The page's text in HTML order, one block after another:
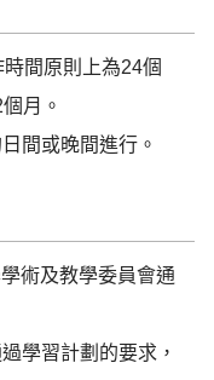
間原則上為24個
月。
間或晚間進行。
術及教學委員會通
學習計劃的要求，